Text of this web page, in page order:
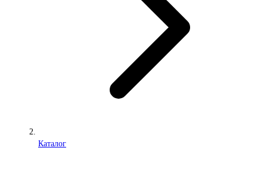
Каталог